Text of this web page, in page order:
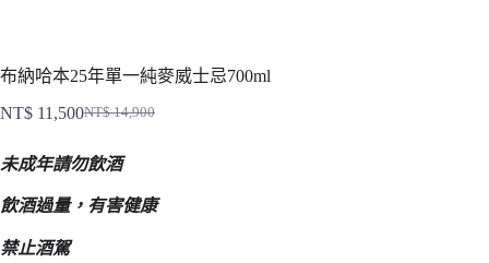
布納哈本25年單一純麥威士忌700ml
NT$14,900
始
價
格：
NT$ 11,500
前
價
格：
未成年請勿飲酒
飲酒過量，有害健康
禁止酒駕